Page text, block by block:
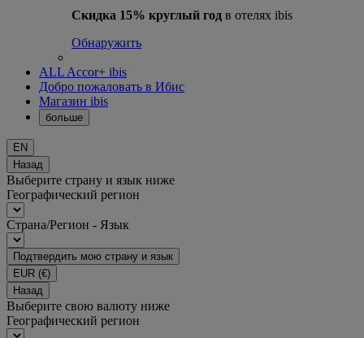
Скидка 15% круглый год в отелях ibis
Обнаружить
ALL Accor+ ibis
Добро пожаловать в Ибис
Магазин ibis
больше
EN
Назад
Выберите страну и язык ниже
Географический регион
Страна/Регион - Язык
Подтвердить мою страну и язык
EUR (€)
Назад
Выберите свою валюту ниже
Географический регион